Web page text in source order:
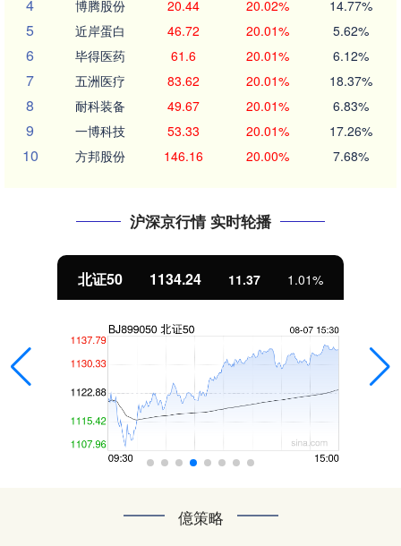
4 博腾股份 20.44 20.02% 14.77%
5 近岸蛋白 46.72 20.01% 5.62%
6 毕得医药 61.6 20.01% 6.12%
7 五洲医疗 83.62 20.01% 18.37%
8 耐科装备 49.67 20.01% 6.83%
9 一博科技 53.33 20.01% 17.26%
10 方邦股份 146.16 20.00% 7.68%
沪深京行情 实时轮播
北证50 1134.24 11.37 1.01%
億策略